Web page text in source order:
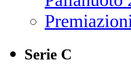
Serie C